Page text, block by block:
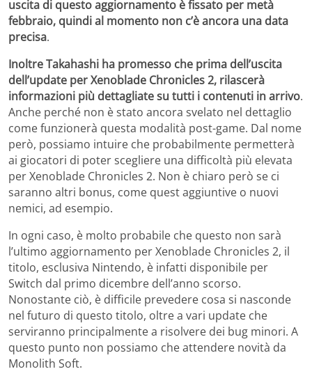
uscita di questo aggiornamento è fissato per metà
febbraio, quindi al momento non c’è ancora una data
precisa.
Inoltre Takahashi ha promesso che prima dell’uscita
dell’update per Xenoblade Chronicles 2, rilascerà
informazioni più dettagliate su tutti i contenuti in arrivo.
Anche perché non è stato ancora svelato nel dettaglio
come funzionerà questa modalità post-game. Dal nome
però, possiamo intuire che probabilmente permetterà
ai giocatori di poter scegliere una difficoltà più elevata
per Xenoblade Chronicles 2. Non è chiaro però se ci
saranno altri bonus, come quest aggiuntive o nuovi
nemici, ad esempio.
In ogni caso, è molto probabile che questo non sarà
l’ultimo aggiornamento per Xenoblade Chronicles 2, il
titolo, esclusiva Nintendo, è infatti disponibile per
Switch dal primo dicembre dell’anno scorso.
Nonostante ciò, è difficile prevedere cosa si nasconde
nel futuro di questo titolo, oltre a vari update che
serviranno principalmente a risolvere dei bug minori. A
questo punto non possiamo che attendere novità da
Monolith Soft.